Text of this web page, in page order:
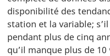
disponibilité des
station et la variable;
pendant plus de cinq
qu’il manque plus de